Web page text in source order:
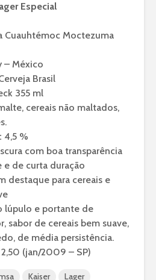
Especial
Cuauhtémoc Moctezuma
– México
Brasil
355 ml
cereais não maltados,
4,5 %
com boa transparência
e de curta duração
destaque para cereais e
lúpulo e portante de
sabor de cereais bem suave,
de média persistência.
(jan/2009 – SP)
Kaiser Lager